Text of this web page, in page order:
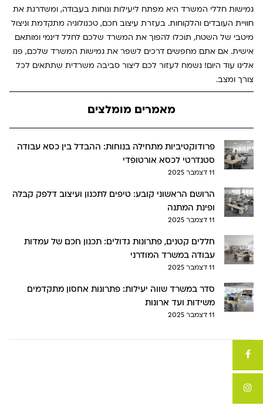
גמישות חללי המשרד היא מפתח ליעילות ונוחות בעבודה, ומשדרגת את
חוויית העובדים והלקוחות. בעזרת עיצוב חכם, טכנולוגיה מתקדמת וניצול
מיטבי של השטח, תוכלו להפוך את המשרד שלכם לחלל דינמי ומותאם
אישית. אם אתם מחפשים דרכים לשפר את גמישות המשרד שלכם, פנו
אלינו עוד היום! נשמח לעזור לכם ליצור סביבה משרדית שתתאים לכל
צורך ומצב.
מאמרים מומלצים
פרודוקטיביות מתחילה בנוחות: ההבדל בין כסא עבודה
סטנדרטי לכסא אורטופדי
11 דצמבר 2025
הרושם הראשוני קובע: טיפים לתכנון ועיצוב דלפק קבלה
ופינת המתנה
11 דצמבר 2025
חללים קטנים, פתרונות גדולים: תכנון חכם של עמדות
עבודה במשרד המודרני
11 דצמבר 2025
סדר במשרד שווה יעילות: פתרונות אחסון מתקדמים
משידות ועד ארונות
11 דצמבר 2025